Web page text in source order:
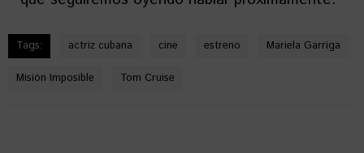
Tags: actriz cubana cine estreno Mariela Garriga
Misión Imposible Tom Cruise